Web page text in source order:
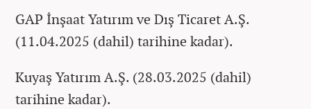
GAP İnşaat Yatırım ve Dış Ticaret A.Ş.
(11.04.2025 (dahil) tarihine kadar).
Kuyaş Yatırım A.Ş. (28.03.2025 (dahil)
tarihine kadar).